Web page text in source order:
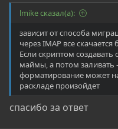
lmike сказал(а):
зависит от способа
через IMAP все
Если скриптом создавать
маймы, а потом заливать
форматирование может
раскладе произойдет
спасибо за ответ